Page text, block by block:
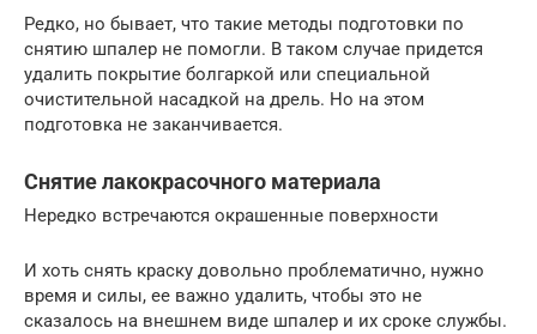
Редко, но бывает, что такие методы подготовки по
снятию шпалер не помогли. В таком случае придется
удалить покрытие болгаркой или специальной
очистительной насадкой на дрель. Но на этом
подготовка не заканчивается.
Снятие лакокрасочного материала
Нередко встречаются окрашенные поверхности
И хоть снять краску довольно проблематично, нужно
время и силы, ее важно удалить, чтобы это не
сказалось на внешнем виде шпалер и их сроке службы.